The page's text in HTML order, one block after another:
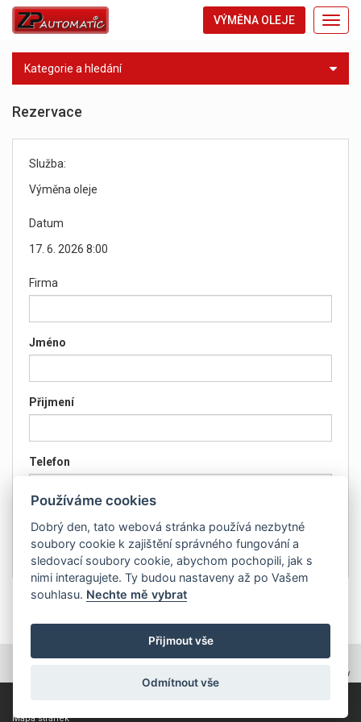
VÝMĚNA OLEJE
Kategorie a hledání
Rezervace
Služba:
Výměna oleje
Datum
17. 6. 2026 8:00
Firma
Jméno
Přijmení
Telefon
Email
Mapa stránek
TOPWEBY - webhosting, domény, tvorba www
Používáme cookies
Dobrý den, tato webová stránka používá nezbytné
soubory cookie k zajištění správného fungování a
sledovací soubory cookie, abychom pochopili, jak s
nimi interagujete. Ty budou nastaveny až po Vašem
souhlasu. Nechte mě vybrat
Přijmout vše
Odmítnout vše